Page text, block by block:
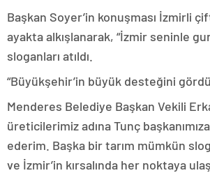
Başkan Soyer’in konuşması İzmirli
ayakta alkışlanarak, “İzmir seninle
sloganları atıldı.
“Büyükşehir’in büyük desteğini
Menderes Belediye Başkan Vekili
üreticilerimiz adına Tunç
ederim. Başka bir tarım mümkün
ve İzmir’in kırsalında her noktaya